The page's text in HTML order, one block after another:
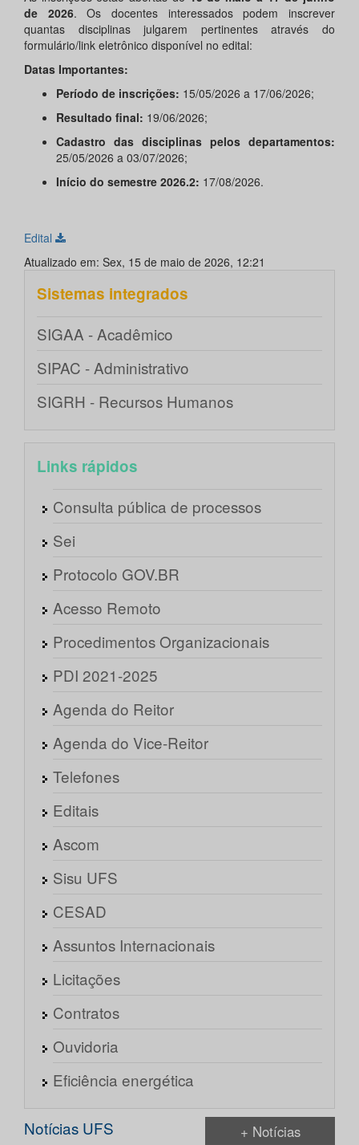
de 2026. Os docentes interessados podem inscrever
quantas disciplinas julgarem pertinentes através do
formulário/link eletrônico disponível no edital:
Datas Importantes:
Período de inscrições: 15/05/2026 a 17/06/2026;
Resultado final: 19/06/2026;
Cadastro das disciplinas pelos departamentos:
25/05/2026 a 03/07/2026;
Início do semestre 2026.2: 17/08/2026.
Edital
Atualizado em: Sex, 15 de maio de 2026, 12:21
Sistemas integrados
SIGAA - Acadêmico
SIPAC - Administrativo
SIGRH - Recursos Humanos
Links rápidos
Consulta pública de processos
Sei
Protocolo GOV.BR
Acesso Remoto
Procedimentos Organizacionais
PDI 2021-2025
Agenda do Reitor
Agenda do Vice-Reitor
Telefones
Editais
Ascom
Sisu UFS
CESAD
Assuntos Internacionais
Licitações
Contratos
Ouvidoria
Eficiência energética
Notícias UFS + Notícias